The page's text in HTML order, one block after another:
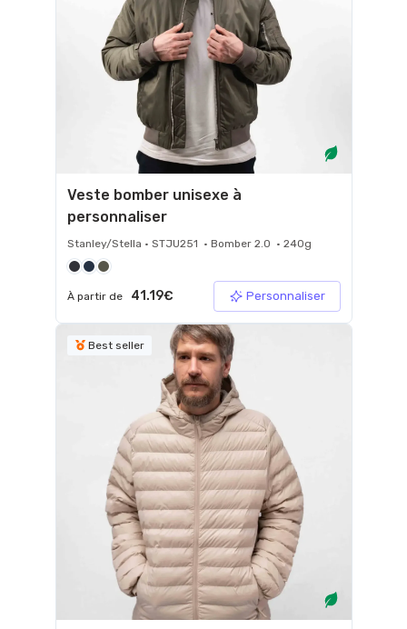
Veste bomber unisexe à
personnaliser
Stanley/Stella • STJU251 • Bomber 2.0 • 240g
À partir de 41.19€ Personnaliser
Best seller